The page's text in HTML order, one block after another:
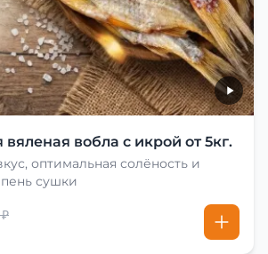
вяленая вобла с икрой от 5кг.
оптимальная солёность и
сушки